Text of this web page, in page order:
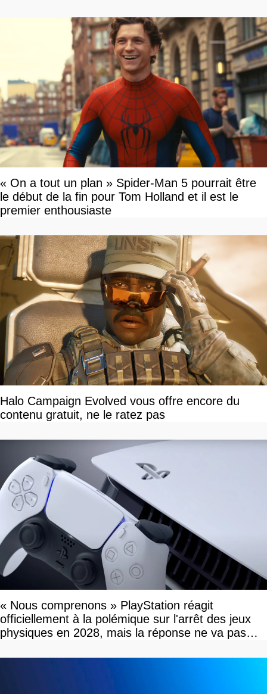
« On a tout un plan » Spider-Man 5 pourrait être
le début de la fin pour Tom Holland et il est le
premier enthousiaste
Halo Campaign Evolved vous offre encore du
contenu gratuit, ne le ratez pas
« Nous comprenons » PlayStation réagit
officiellement à la polémique sur l'arrêt des jeux
physiques en 2028, mais la réponse ne va pas